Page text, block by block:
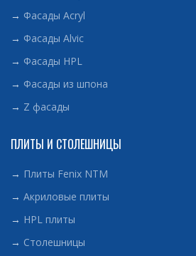
→ Фасады Acryl
→ Фасады Alvic
→ Фасады HPL
→ Фасады из шпона
→ Z фасады
ПЛИТЫ И СТОЛЕШНИЦЫ
→ Плиты Fenix NTM
→ Акриловые плиты
→ HPL плиты
→ Столешницы